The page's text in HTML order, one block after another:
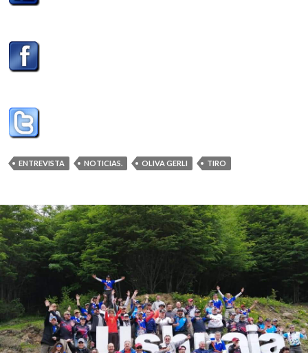
ENTREVISTA NOTICIAS. OLIVA GERLI TIRO